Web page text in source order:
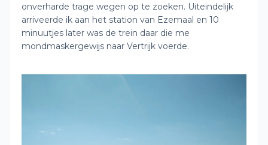
onverharde trage wegen op te zoeken. Uiteindelijk
arriveerde ik aan het station van Ezemaal en 10
minuutjes later was de trein daar die me
mondmaskergewijs naar Vertrijk voerde.